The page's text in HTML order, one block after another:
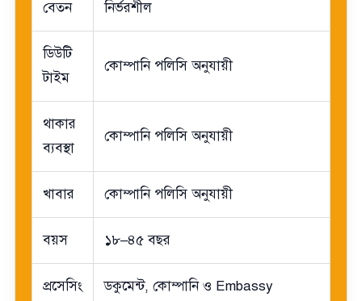
বেতন
নির্ভরশীল
ডিউটি
টাইম
কোম্পানি পলিসি অনুযায়ী
থাকার
ব্যবস্থা
কোম্পানি পলিসি অনুযায়ী
খাবার কোম্পানি পলিসি অনুযায়ী
বয়স ১৮–৪৫ বছর
প্রসেসিং
ডকুমেন্ট, কোম্পানি ও Embassy